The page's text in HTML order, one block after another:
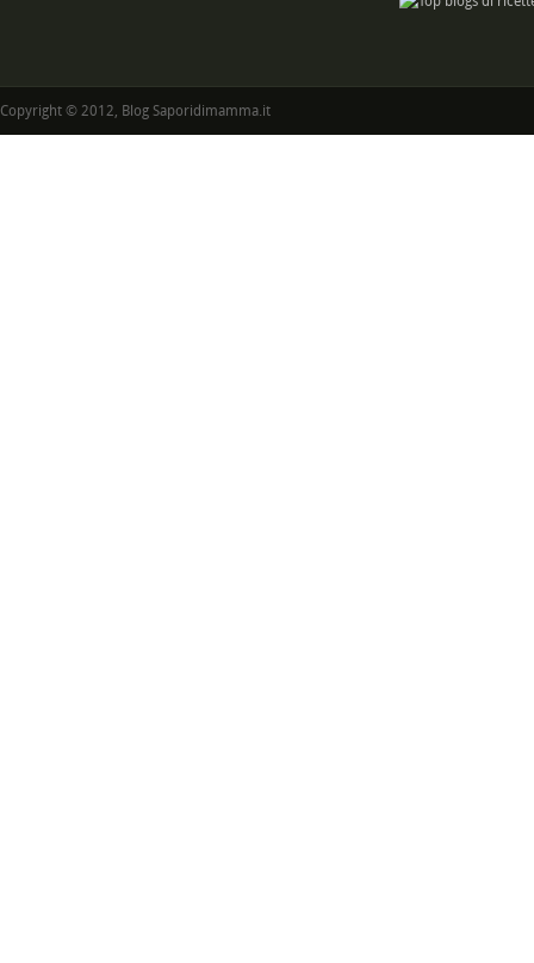
Copyright © 2012, Blog Saporidimamma.it